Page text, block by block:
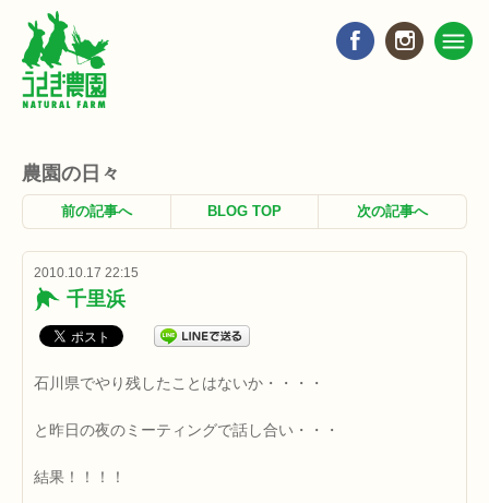
農園の日々
前の記事へ BLOG TOP 次の記事へ
2010.10.17 22:15
千里浜
石川県でやり残したことはないか・・・・
と昨日の夜のミーティングで話し合い・・・
結果！！！！